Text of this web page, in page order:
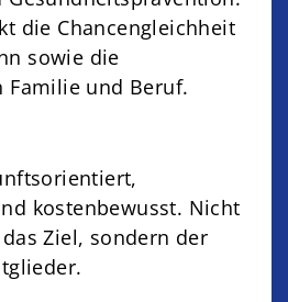
die Chancengleichheit
sowie die
Familie und Beruf.
kostenbewusst. Nicht
Ziel, sondern der